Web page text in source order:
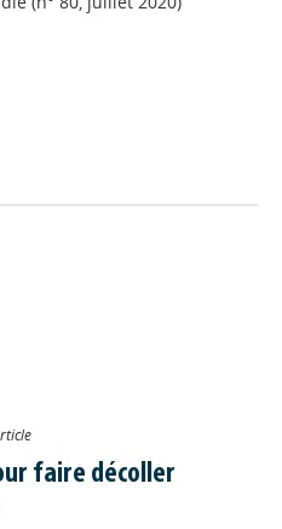
faire décoller